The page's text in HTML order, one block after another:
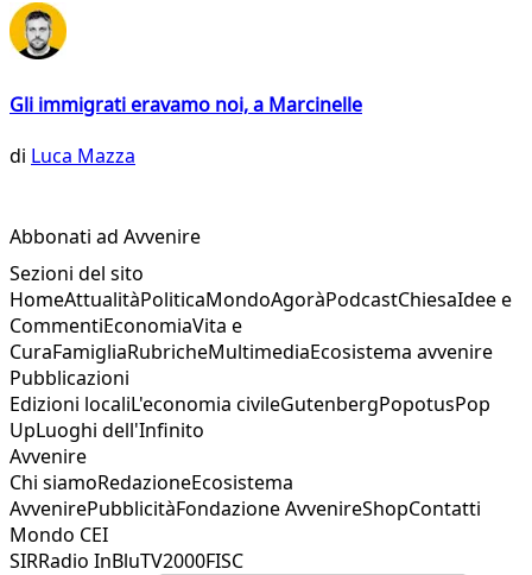
Gli immigrati eravamo noi, a Marcinelle
di Luca Mazza
Abbonati ad Avvenire
Sezioni del sito
HomeAttualitàPoliticaMondoAgoràPodcastChiesaIdee e
CommentiEconomiaVita e
CuraFamigliaRubricheMultimediaEcosistema avvenire
Pubblicazioni
Edizioni localiL'economia civileGutenbergPopotusPop
UpLuoghi dell'Infinito
Avvenire
Chi siamoRedazioneEcosistema
AvvenirePubblicitàFondazione AvvenireShopContatti
Mondo CEI
SIRRadio InBluTV2000FISC